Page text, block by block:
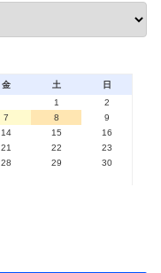
金 土
日
1
2
7 8
9
14 15
16
21 22
23
28 29
30